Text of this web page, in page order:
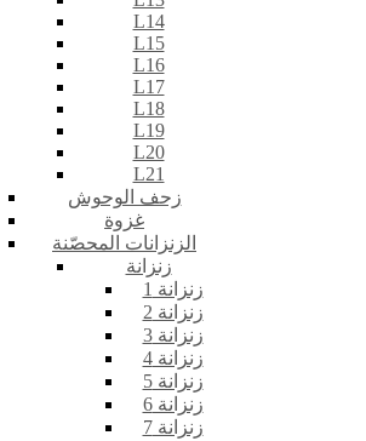
L14
L15
L16
L17
L18
L19
L20
L21
زحف الوحوش
غزوة
الزنزانات المحصّنة
زنزانة
زنزانة 1
زنزانة 2
زنزانة 3
زنزانة 4
زنزانة 5
زنزانة 6
زنزانة 7